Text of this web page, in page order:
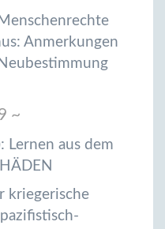
Anmerkungen
~
Lernen aus dem
kriegerische